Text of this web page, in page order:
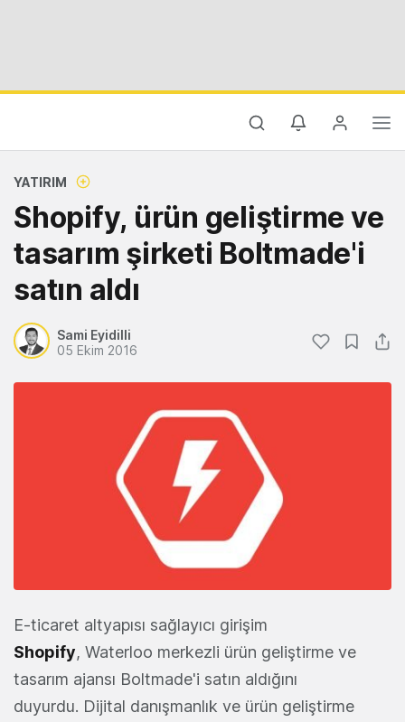
YATIRIM
Shopify, ürün geliştirme ve
tasarım şirketi Boltmade'i
satın aldı
Sami Eyidilli
05 Ekim 2016
E-ticaret altyapısı sağlayıcı girişim
Shopify, Waterloo merkezli ürün geliştirme ve
tasarım ajansı Boltmade'i satın aldığını
duyurdu. Dijital danışmanlık ve ürün geliştirme